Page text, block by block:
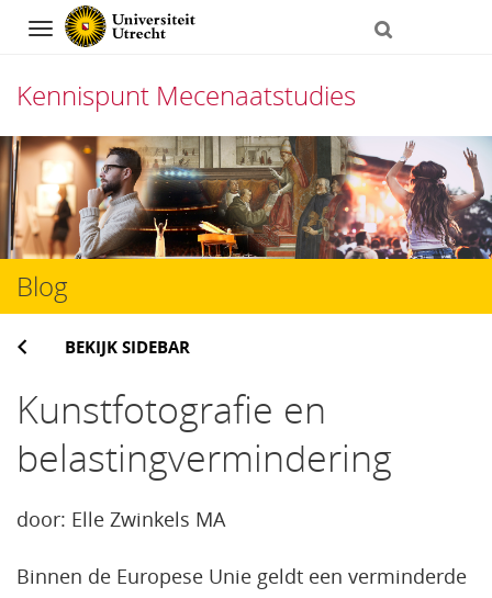
Navigation
Kennispunt Mecenaatstudies
Direct
naar
het
inhoud
Blog
BEKIJK SIDEBAR
Kunstfotografie en
belastingvermindering
door: Elle Zwinkels MA
Binnen de Europese Unie geldt een verminderde